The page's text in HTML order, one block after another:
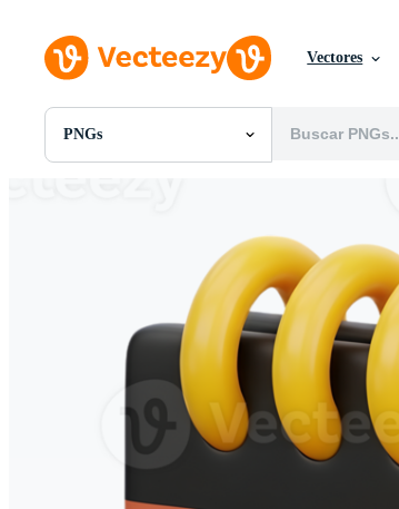
Vectores
PNGs
Todas Imágenes
Gráficos en Movimiento
Imágenes Editoriales
Eventos Editoriales